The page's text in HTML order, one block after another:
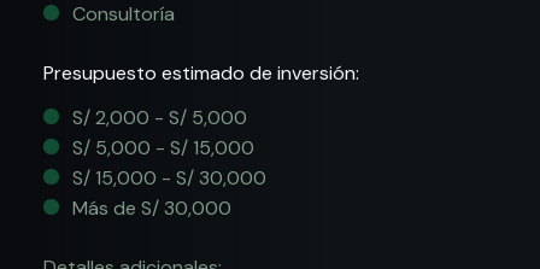
Consultoría
Presupuesto estimado de inversión:
S/ 2,000 - S/ 5,000
S/ 5,000 - S/ 15,000
S/ 15,000 - S/ 30,000
Más de S/ 30,000